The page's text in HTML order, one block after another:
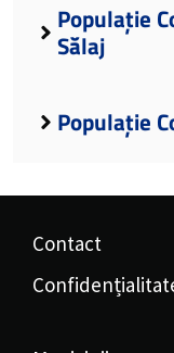
Populație
Sălaj
Populație
Contact